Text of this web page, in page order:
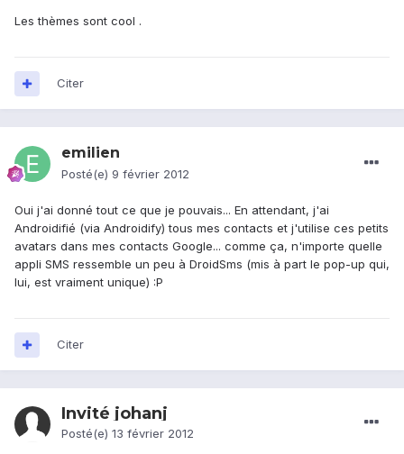
Les thèmes sont cool .
Citer
emilien
Posté(e) 9 février 2012
Oui j'ai donné tout ce que je pouvais... En attendant, j'ai
Androidifié (via Androidify) tous mes contacts et j'utilise ces petits
avatars dans mes contacts Google... comme ça, n'importe quelle
appli SMS ressemble un peu à DroidSms (mis à part le pop-up qui,
lui, est vraiment unique) :P
Citer
Invité johanj
Posté(e) 13 février 2012